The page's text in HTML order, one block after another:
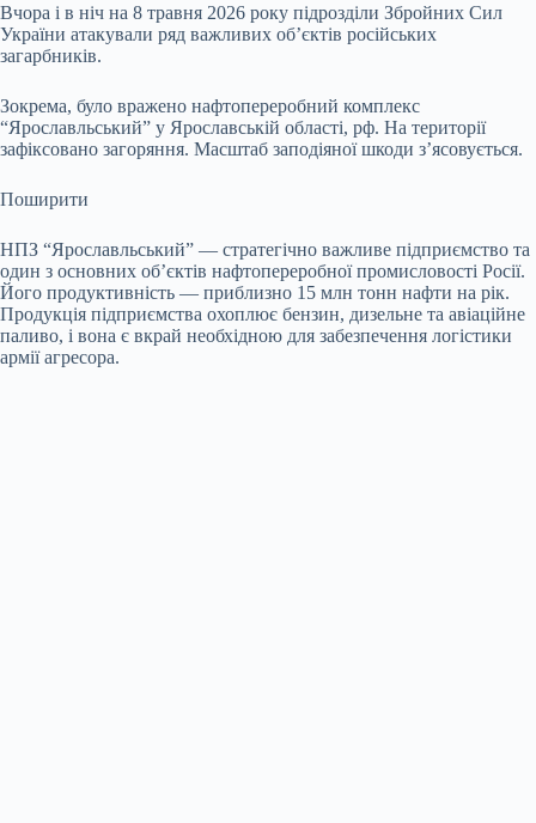
Вчора і в ніч на 8 травня 2026 року підрозділи Збройних Сил
України атакували ряд важливих об’єктів російських
загарбників.
Зокрема, було вражено нафтопереробний комплекс
“Ярославльський” у Ярославській області, рф. На території
зафіксовано загоряння. Масштаб заподіяної шкоди з’ясовується.
Поширити
НПЗ “Ярославльський” — стратегічно важливе підприємство та
один з основних об’єктів нафтопереробної промисловості Росії.
Його продуктивність — приблизно 15 млн тонн нафти на рік.
Продукція підприємства охоплює бензин, дизельне та авіаційне
паливо, і вона є вкрай необхідною для забезпечення логістики
армії агресора.